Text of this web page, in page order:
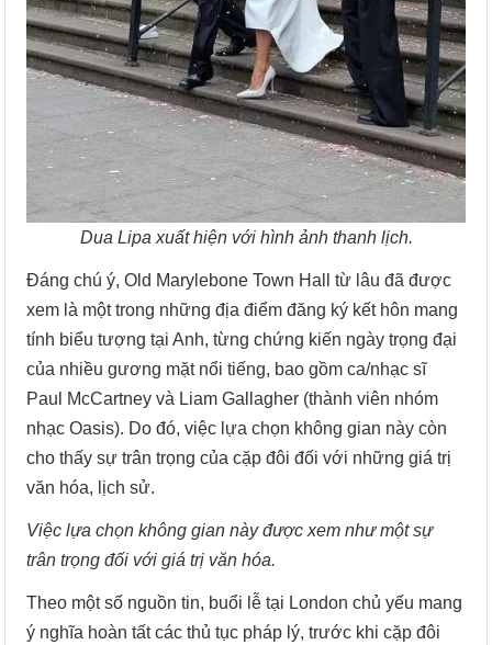
Dua Lipa xuất hiện với hình ảnh thanh lịch.
Đáng chú ý, Old Marylebone Town Hall từ lâu đã được
xem là một trong những địa điểm đăng ký kết hôn mang
tính biểu tượng tại Anh, từng chứng kiến ngày trọng đại
của nhiều gương mặt nổi tiếng, bao gồm ca/nhạc sĩ
Paul McCartney và Liam Gallagher (thành viên nhóm
nhạc Oasis). Do đó, việc lựa chọn không gian này còn
cho thấy sự trân trọng của cặp đôi đối với những giá trị
văn hóa, lịch sử.
Việc lựa chọn không gian này được xem như một sự
trân trọng đối với giá trị văn hóa.
Theo một số nguồn tin, buổi lễ tại London chủ yếu mang
ý nghĩa hoàn tất các thủ tục pháp lý, trước khi cặp đôi